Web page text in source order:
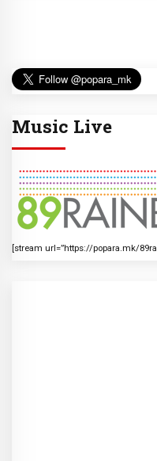
Music Live
[stream url=”https://popara.mk/